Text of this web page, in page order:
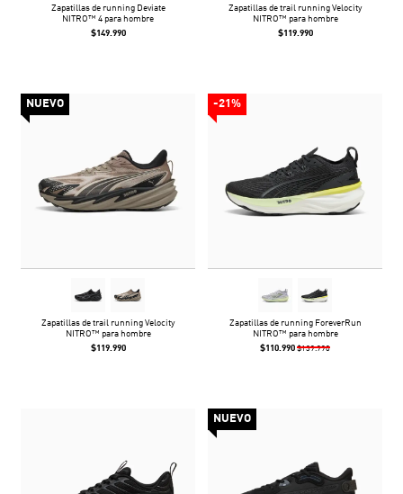
Zapatillas de running Deviate
NITRO™ 4 para hombre
$149.990
Zapatillas de trail running Velocity
NITRO™ para hombre
$119.990
NUEVO
Zapatillas de trail running Velocity
NITRO™ para hombre
$119.990
-21%
Zapatillas de running ForeverRun
NITRO™ para hombre
$110.990 $139.990
NUEVO